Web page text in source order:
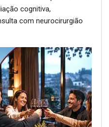
cognitiva,
com neurocirurgião